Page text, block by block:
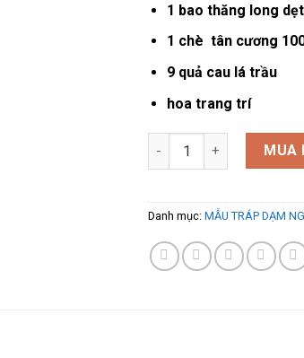
1 bao thăng long dẹt
1 chè tân cương
9 quả cau lá trầu
hoa trang trí
Mẫu tráp dạm ngõ 5002
MUA
Danh mục:MẪU TRÁP DẠM